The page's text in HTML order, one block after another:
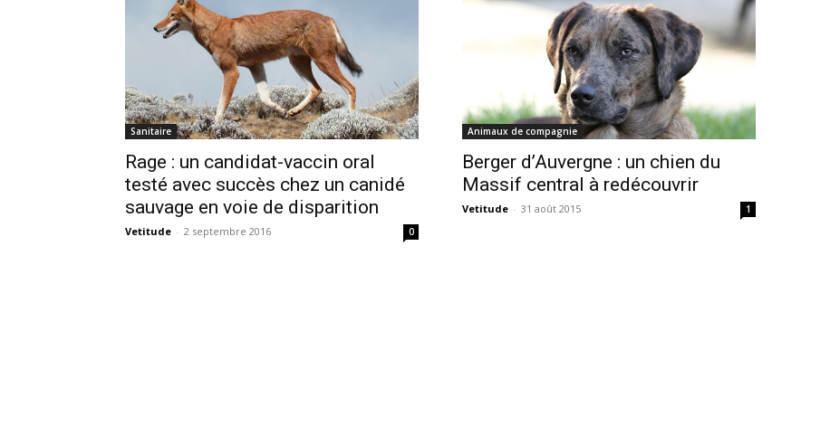
Sanitaire
Rage : un candidat-vaccin oral
testé avec succès chez un canidé
sauvage en voie de disparition
Vetitude - 2 septembre 2016 0
Animaux de compagnie
Berger d’Auvergne : un chien du
Massif central à redécouvrir
Vetitude - 31 août 2015 1